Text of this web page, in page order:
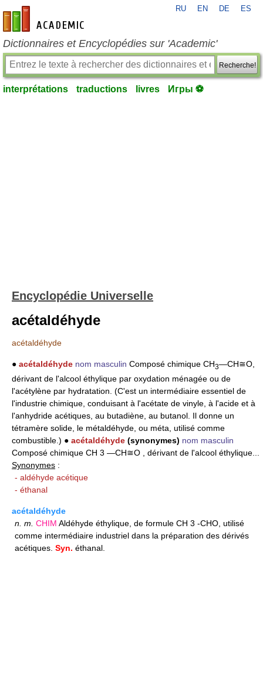
fr-academic.com
RU EN DE ES
Dictionnaires et Encyclopédies sur 'Academic'
Recherche!
interprétations traductions livres Игры ⚽
Encyclopédie Universelle
acétaldéhyde
acétaldéhyde
● acétaldéhyde nom masculin Composé chimique CH3―CH≅O,
dérivant de l'alcool éthylique par oxydation ménagée ou de
l'acétylène par hydratation. (C'est un intermédiaire essentiel de
l'industrie chimique, conduisant à l'acétate de vinyle, à l'acide et à
l'anhydride acétiques, au butadiène, au butanol. Il donne un
tétramère solide, le métaldéhyde, ou méta, utilisé comme
combustible.) ● acétaldéhyde (synonymes) nom masculin
Composé chimique CH 3 ―CH≅O , dérivant de l'alcool éthylique...
Synonymes :
- aldéhyde acétique
- éthanal
acétaldéhyde
n. m. CHIM Aldéhyde éthylique, de formule CH 3 -CHO, utilisé
comme intermédiaire industriel dans la préparation des dérivés
acétiques. Syn. éthanal.